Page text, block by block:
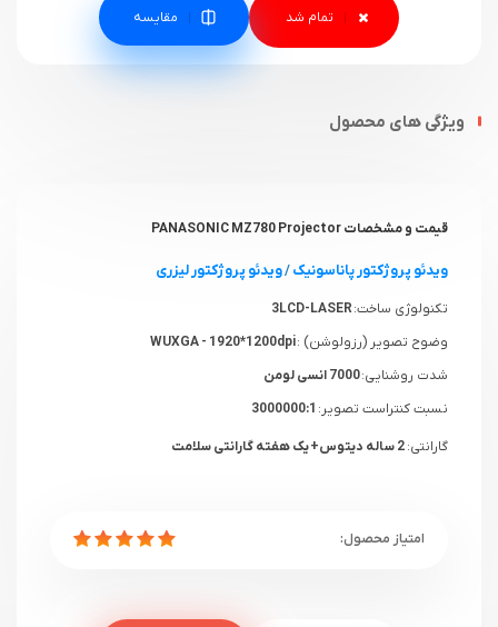
مقایسه
ویژگی های محصول
قیمت و مشخصات PANASONIC MZ780 Projector
ویدئو پروژکتور پاناسونیک/ویدئو پروژکتور لیزری
تکنولوژی ساخت:3LCD-LASER
وضوح تصویر (رزولوشن) :WUXGA - 1920*1200dpi
شدت روشنایی:7000 انسی لومن
نسبت کنتراست تصویر:
گارانتی:2 ساله دیتوس+ یک هفته گارانتی سلامت